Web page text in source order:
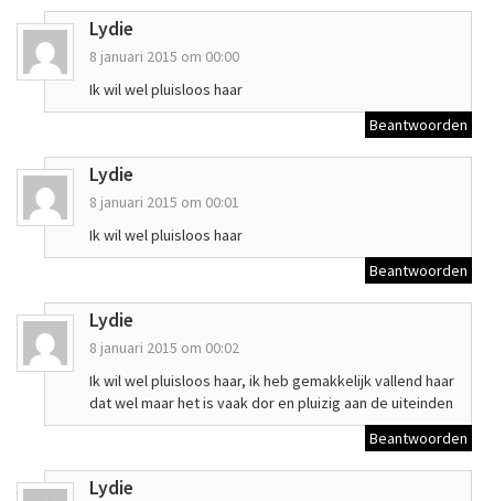
Lydie
8 januari 2015 om 00:00
Ik wil wel pluisloos haar
Beantwoorden
Lydie
8 januari 2015 om 00:01
Ik wil wel pluisloos haar
Beantwoorden
Lydie
8 januari 2015 om 00:02
Ik wil wel pluisloos haar, ik heb gemakkelijk vallend haar
dat wel maar het is vaak dor en pluizig aan de uiteinden
Beantwoorden
Lydie